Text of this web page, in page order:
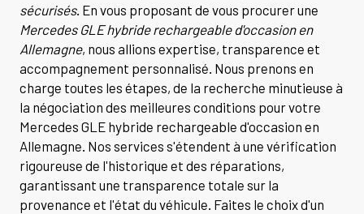
sécurisés. En vous proposant de vous procurer une
Mercedes GLE hybride rechargeable d'occasion en
Allemagne, nous allions expertise, transparence et
accompagnement personnalisé. Nous prenons en
charge toutes les étapes, de la recherche minutieuse à
la négociation des meilleures conditions pour votre
Mercedes GLE hybride rechargeable d'occasion en
Allemagne. Nos services s'étendent à une vérification
rigoureuse de l'historique et des réparations,
garantissant une transparence totale sur la
provenance et l'état du véhicule. Faites le choix d'un